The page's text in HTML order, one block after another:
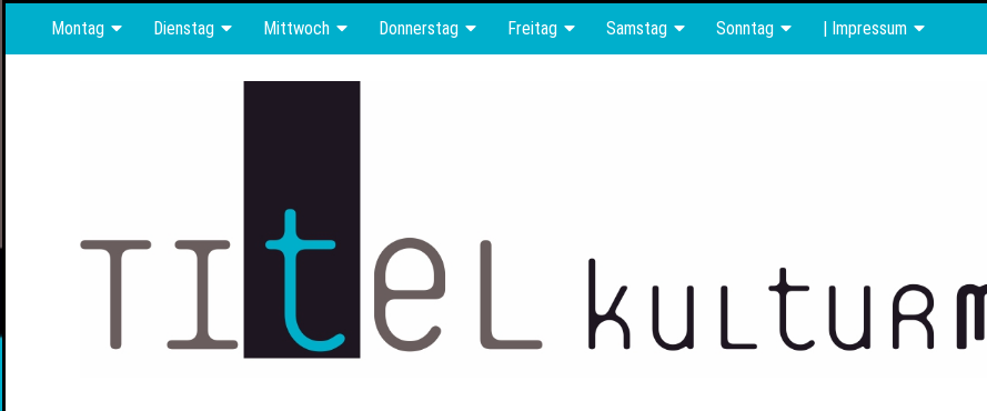
Montag Dienstag Mittwoch Donnerstag Freitag Samstag Sonntag | Impressum